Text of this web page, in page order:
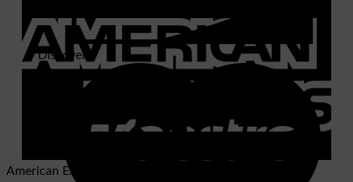
Discover
American Express